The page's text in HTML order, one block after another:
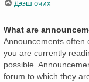
Дээш очих
What are
Announcements often
you are currently
possible.
forum to which they